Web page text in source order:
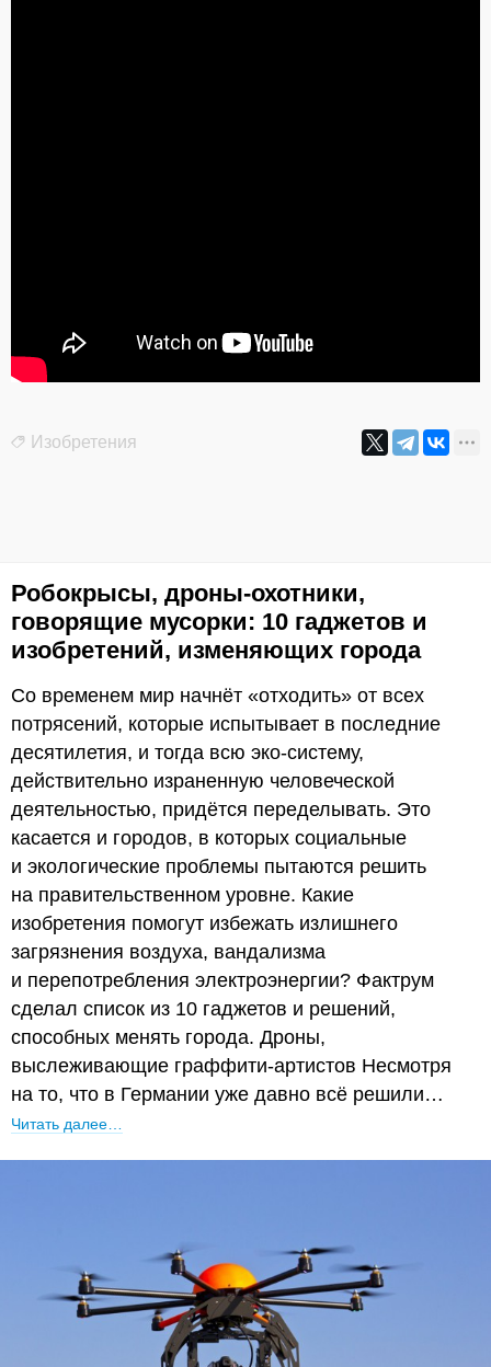
Изобретения
Робокрысы, дроны-охотники,
говорящие мусорки: 10 гаджетов и
изобретений, изменяющих города
Со временем мир начнёт «отходить» от всех
потрясений, которые испытывает в последние
десятилетия, и тогда всю эко-систему,
действительно израненную человеческой
деятельностью, придётся переделывать. Это
касается и городов, в которых социальные
и экологические проблемы пытаются решить
на правительственном уровне. Какие
изобретения помогут избежать излишнего
загрязнения воздуха, вандализма
и перепотребления электроэнергии? Фактрум
сделал список из 10 гаджетов и решений,
способных менять города. Дроны,
выслеживающие граффити-артистов Несмотря
на то, что в Германии уже давно всё решили…
Читать далее…